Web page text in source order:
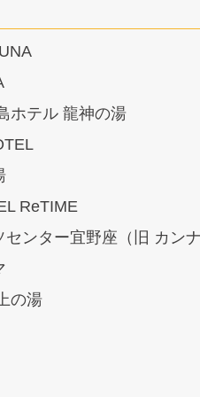
ホテル 龍神の湯
ReTIME
ンター宜野座（旧 カン
の湯